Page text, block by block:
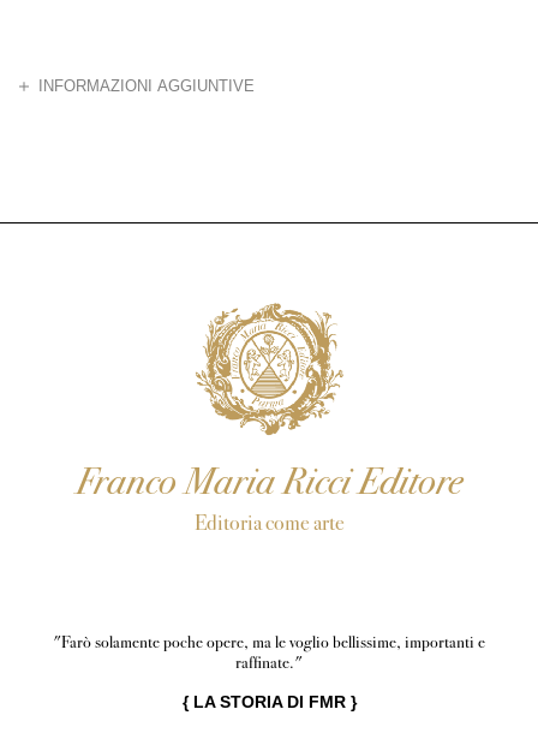
INFORMAZIONI AGGIUNTIVE
Franco Maria Ricci Editore
Editoria come arte
"Farò solamente poche opere, ma le voglio bellissime, importanti e
raffinate."
{ LA STORIA DI FMR}